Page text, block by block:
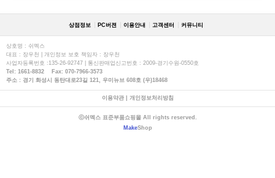
상점정보 PC버젼 이용안내 고객센터 커뮤니티
상호명 : 쉬멕스
대표 : 장우천 | 개인정보 보호 책임자 : 장우천
사업자등록번호 :135-26-92747 | 통신판매업신고번호 : 2009-경기수원-0550호
Tel: 1661-8832 Fax: 070-7966-3573
주소 : 경기 화성시 동탄대로23길 121, 우미뉴브 608호 (우)18468
이용약관| 개인정보처리방침
ⓒ쉬멕스 표준부품쇼핑몰 All rights reserved.
MakeShop